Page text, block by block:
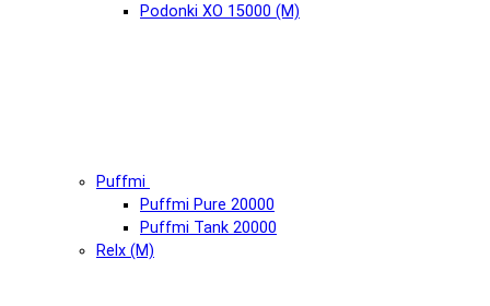
Podonki XO 15000 (М)
Puffmi
Puffmi Pure 20000
Puffmi Tank 20000
Relx (М)